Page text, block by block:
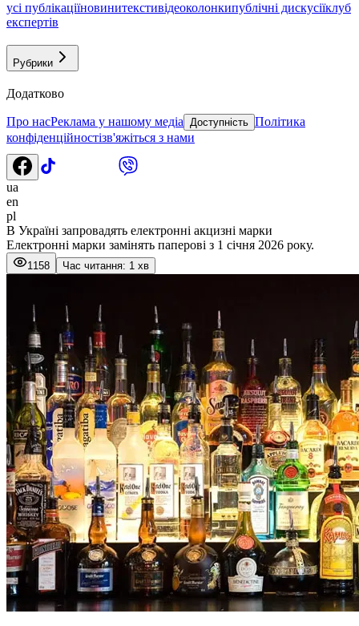
усі публікаціїновинитекстивідеоколонкипублічні дискусіїклуб
експертів
Рубрики
Додатково
Про насРеклама у нашому медіа Доступність Політика
конфіденційностізв'яжіться з нами
ua
en
pl
В Україні запровадять електронні акцизні марки
Електронні марки замінять паперові з 1 січня 2026 року.
1158 Час читання: 1 хв